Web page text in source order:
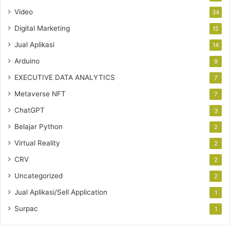
Video 34
Digital Marketing 15
Jual Aplikasi 14
Arduino 9
EXECUTIVE DATA ANALYTICS 7
Metaverse NFT 7
ChatGPT 3
Belajar Python 2
Virtual Reality 2
CRV 2
Uncategorized 2
Jual Aplikasi/Sell Application 1
Surpac 1